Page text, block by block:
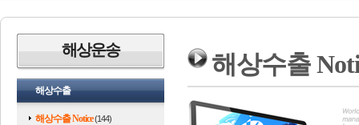
해상운송
해상수출
해상수출 Notice(144)
해상수출